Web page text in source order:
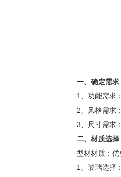
一、确定需求
1、功能需求：
2、风格需求：
3、尺寸需求：
二、材质选择
型材材质：优先
1、玻璃选择：